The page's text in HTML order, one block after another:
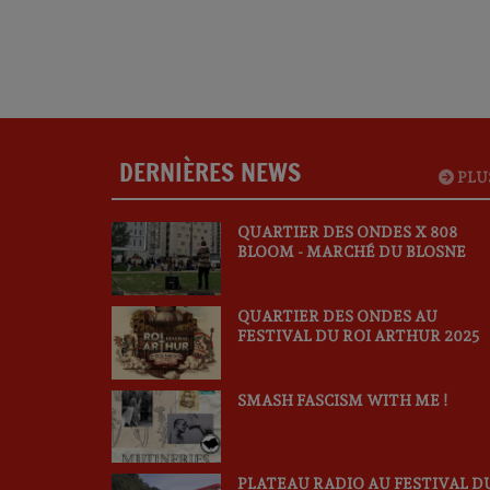
DERNIÈRES NEWS
QUARTIER DES ONDES X 808
BLOOM - MARCHÉ DU BLOSNE
QUARTIER DES ONDES AU
FESTIVAL DU ROI ARTHUR 2025
SMASH FASCISM WITH ME !
PLATEAU RADIO AU FESTIVAL